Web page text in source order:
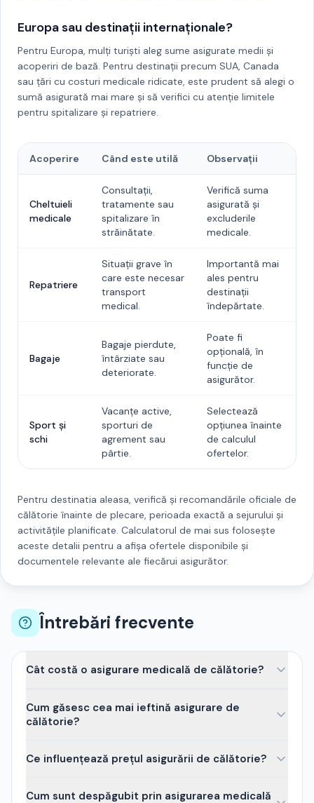
Europa sau destinații internaționale?
Pentru Europa, mulți turiști aleg sume asigurate medii și
acoperiri de bază. Pentru destinații precum SUA, Canada
sau țări cu costuri medicale ridicate, este prudent să alegi o
sumă asigurată mai mare și să verifici cu atenție limitele
pentru spitalizare și repatriere.
Acoperire Când este utilă Observații
Cheltuieli
medicale
Consultații,
tratamente sau
spitalizare în
străinătate.
Verifică suma
asigurată și
excluderile
medicale.
Repatriere
Situații grave în
care este necesar
transport
medical.
Importantă mai
ales pentru
destinații
îndepărtate.
Bagaje
Bagaje pierdute,
întârziate sau
deteriorate.
Poate fi
opțională, în
funcție de
asigurător.
Sport și
schi
Vacanțe active,
sporturi de
agrement sau
pârtie.
Selectează
opțiunea înainte
de calculul
ofertelor.
Pentru destinatia aleasa, verifică și recomandările oficiale de
călătorie înainte de plecare, perioada exactă a sejurului și
activitățile planificate. Calculatorul de mai sus folosește
aceste detalii pentru a afișa ofertele disponibile și
documentele relevante ale fiecărui asigurător.
Întrebări frecvente
Cât costă o asigurare medicală de călătorie?
polițelor emise prin i-Asigurare în ultimele 12 luni:
pentru un sejur de o săptămână în Europa (Grecia,
aproximativ 40 de lei; pentru city-break-uri de 2-4
medicale sunt uriașe, prima e mai mare — de la circa
Cum găsesc cea mai ieftină asigurare de
călătorie?
aceleași date — exact ce face calculatorul nostru.
potrivită. Verificăsuma asigurată(pentru destinații
Ce influențează prețul asigurării de călătorie?
Cum sunt despăgubit prin asigurarea medicală